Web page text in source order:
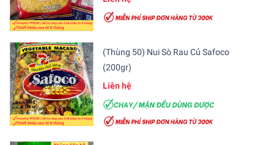
(Thùng 50) Nui Sò Rau Củ Safoco
(200gr)
Liên hệ